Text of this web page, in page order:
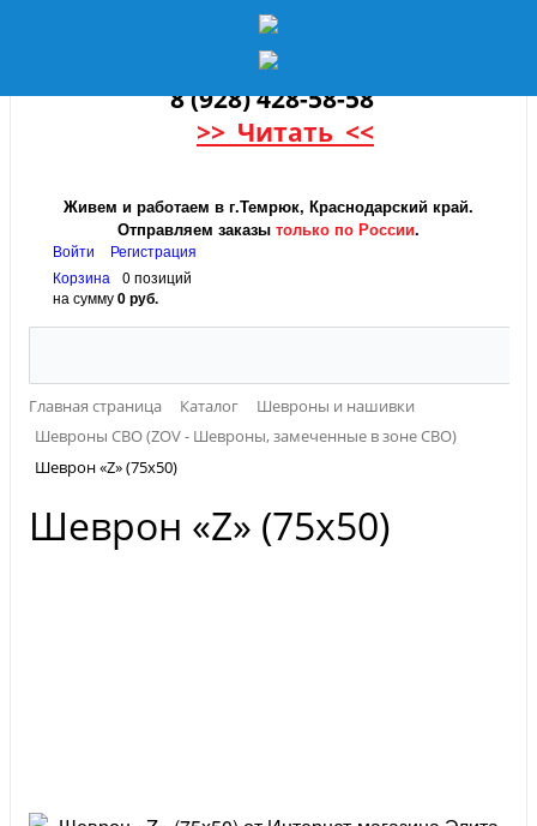
8 (928) 428-58-58
>> Читать <<
Живем и работаем в г.Темрюк, Краснодарский край.
Отправляем заказы только по России.
Войти
Регистрация
Корзина
0 позиций
на сумму0 руб.
Главная страница Каталог
Шевроны и нашивки
Шевроны СВО (ZOV - Шевроны, замеченные в зоне СВО)
Шеврон «Z» (75x50)
Шеврон «Z» (75x50)